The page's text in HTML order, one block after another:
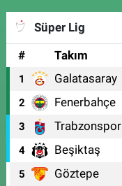
Süper Lig
#
Takım
1 Galatasaray
2 Fenerbahçe
3 Trabzonspor
4 Beşiktaş
5 Göztepe